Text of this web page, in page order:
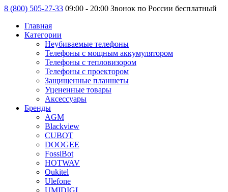
8 (800) 505-27-33 09:00 - 20:00 Звонок по России бесплатный
Главная
Категории
Неубиваемые телефоны
Телефоны с мощным аккумулятором
Телефоны с тепловизором
Телефоны с проектором
Защищенные планшеты
Уцененные товары
Аксессуары
Бренды
AGM
Blackview
CUBOT
DOOGEE
FossiBot
HOTWAV
Oukitel
Ulefone
UMIDIGI